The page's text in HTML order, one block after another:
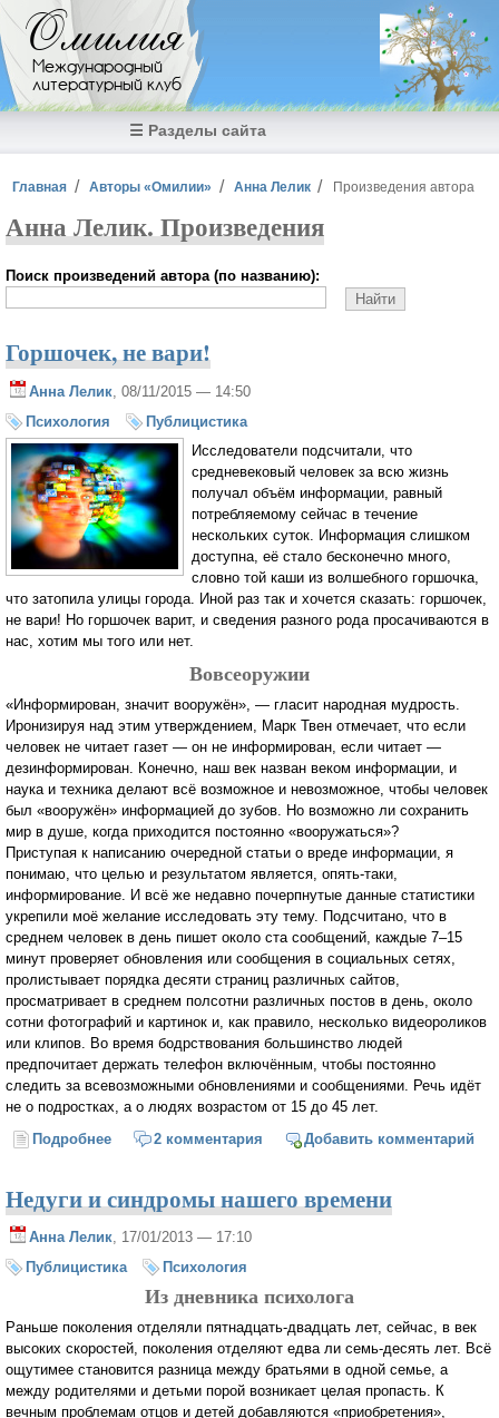
Перейти к основному содержанию
Омилия
Международный
литературный клуб
☰ Разделы сайта
Вы здесь
Главная Авторы «Омилии» Анна Лелик Произведения автора
Анна Лелик. Произведения
Поиск произведений автора (по названию):
Горшочек, не вари!
Анна Лелик , 08/11/2015 — 14:50
Психология
Публицистика
Исследователи подсчитали, что
средневековый человек за всю жизнь
получал объём информации, равный
потребляемому сейчас в течение
нескольких суток. Информация слишком
доступна, её стало бесконечно много,
словно той каши из волшебного горшочка,
что затопила улицы города. Иной раз так и хочется сказать: горшочек,
не вари! Но горшочек варит, и сведения разного рода просачиваются в
нас, хотим мы того или нет.
Вовсеоружии
«Информирован, значит вооружён», — гласит народная мудрость.
Иронизируя над этим утверждением, Марк Твен отмечает, что если
человек не читает газет — он не информирован, если читает —
дезинформирован. Конечно, наш век назван веком информации, и
наука и техника делают всё возможное и невозможное, чтобы человек
был «вооружён» информацией до зубов. Но возможно ли сохранить
мир в душе, когда приходится постоянно «вооружаться»?
Приступая к написанию очередной статьи о вреде информации, я
понимаю, что целью и результатом является, опять-таки,
информирование. И всё же недавно почерпнутые данные статистики
укрепили моё желание исследовать эту тему. Подсчитано, что в
среднем человек в день пишет около ста сообщений, каждые 7–15
минут проверяет обновления или сообщения в социальных сетях,
пролистывает порядка десяти страниц различных сайтов,
просматривает в среднем полсотни различных постов в день, около
сотни фотографий и картинок и, как правило, несколько видеороликов
или клипов. Во время бодрствования большинство людей
предпочитает держать телефон включённым, чтобы постоянно
следить за всевозможными обновлениями и сообщениями. Речь идёт
не о подростках, а о людях возрастом от 15 до 45 лет.
Подробнее о Горшочек, не вари!
2 комментария Добавить комментарий
Недуги и синдромы нашего времени
Анна Лелик, 17/01/2013 — 17:10
Публицистика
Психология
Из дневника психолога
Раньше поколения отделяли пятнадцать-двадцать лет, сейчас, в век
высоких скоростей, поколения отделяют едва ли семь-десять лет. Всё
ощутимее становится разница между братьями в одной семье, а
между родителями и детьми порой возникает целая пропасть. К
вечным проблемам отцов и детей добавляются «приобретения»,